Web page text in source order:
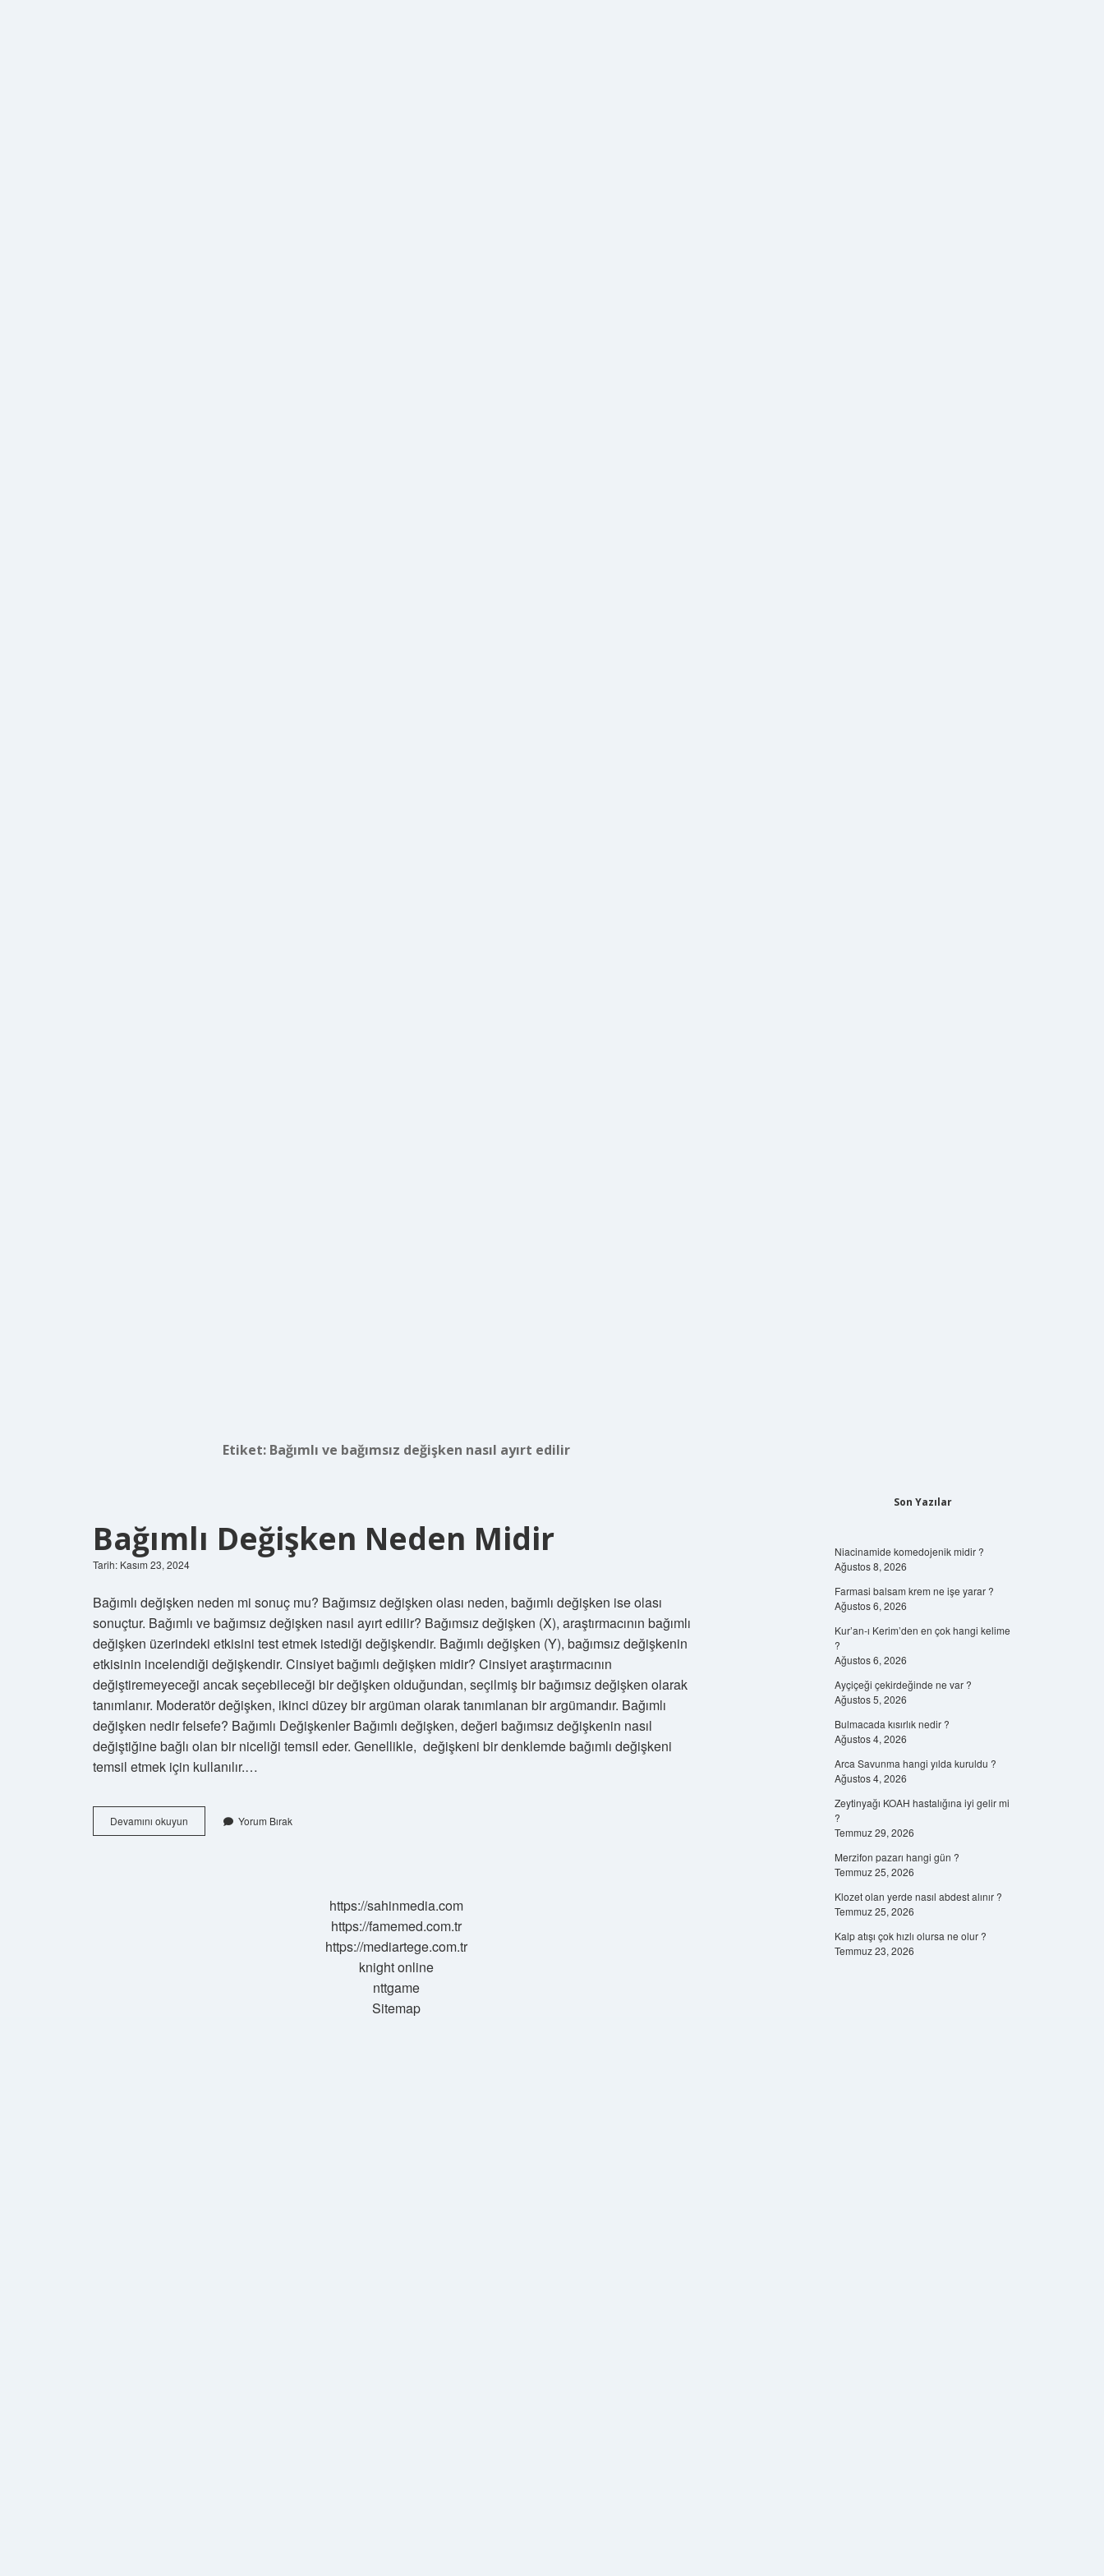
Etiket: Bağımlı ve bağımsız değişken nasıl ayırt edilir
Bağımlı Değişken Neden Midir
Tarih: Kasım 23, 2024
Bağımlı değişken neden mi sonuç mu? Bağımsız değişken olası neden, bağımlı değişken ise olası
sonuçtur. Bağımlı ve bağımsız değişken nasıl ayırt edilir? Bağımsız değişken (X), araştırmacının bağımlı
değişken üzerindeki etkisini test etmek istediği değişkendir. Bağımlı değişken (Y), bağımsız değişkenin
etkisinin incelendiği değişkendir. Cinsiyet bağımlı değişken midir? Cinsiyet araştırmacının
değiştiremeyeceği ancak seçebileceği bir değişken olduğundan, seçilmiş bir bağımsız değişken olarak
tanımlanır. Moderatör değişken, ikinci düzey bir argüman olarak tanımlanan bir argümandır. Bağımlı
değişken nedir felsefe? Bağımlı Değişkenler Bağımlı değişken, değeri bağımsız değişkenin nasıl
değiştiğine bağlı olan bir niceliği temsil eder. Genellikle, ‍ değişkeni bir denklemde bağımlı değişkeni
temsil etmek için kullanılır.…
Devamını okuyun
Değişken
Yorum Bırak
https://sahinmedia.com
https://famemed.com.tr
https://mediartege.com.tr
knight online
nttgame
Sitemap
Son Yazılar
Niacinamide komedojenik midir ?
Ağustos 8, 2026
Farmasi balsam krem ne işe yarar ?
Ağustos 6, 2026
Kur’an-ı Kerim’den en çok hangi kelime
?
Ağustos 6, 2026
Ayçiçeği çekirdeğinde ne var ?
Ağustos 5, 2026
Bulmacada kısırlık nedir ?
Ağustos 4, 2026
Arca Savunma hangi yılda kuruldu ?
Ağustos 4, 2026
Zeytinyağı KOAH hastalığına iyi gelir mi
?
Temmuz 29, 2026
Merzifon pazarı hangi gün ?
Temmuz 25, 2026
Klozet olan yerde nasıl abdest alınır ?
Temmuz 25, 2026
Kalp atışı çok hızlı olursa ne olur ?
Temmuz 23, 2026